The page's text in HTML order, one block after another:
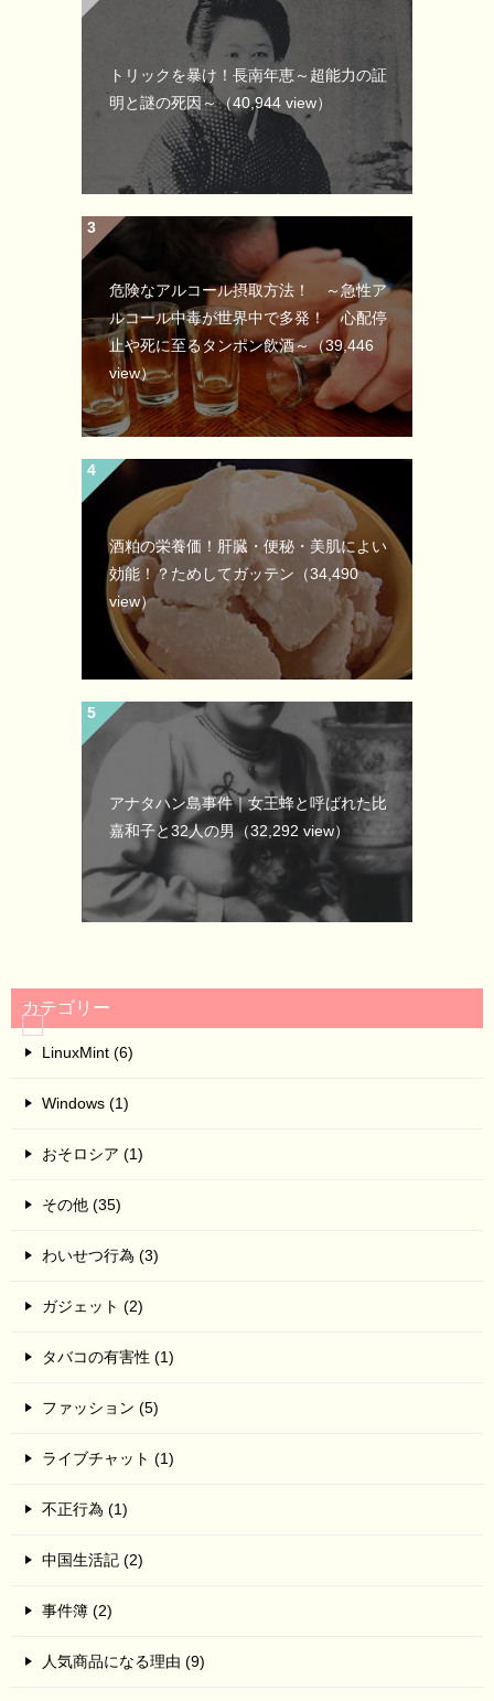
トリックを暴け！長南年恵～超能力の証
明と謎の死因～（40,944 view）
危険なアルコール摂取方法！ ～急性ア
ルコール中毒が世界中で多発！ 心配停
止や死に至るタンポン飲酒～（39,446
view）
酒粕の栄養価！肝臓・便秘・美肌によい
効能！？ためしてガッテン （34,490
view）
アナタハン島事件｜女王蜂と呼ばれた比
嘉和子と32人の男（32,292 view）
カテゴリー
LinuxMint (6)
Windows (1)
おそロシア (1)
その他 (35)
わいせつ行為 (3)
ガジェット (2)
タバコの有害性 (1)
ファッション (5)
ライブチャット (1)
不正行為 (1)
中国生活記 (2)
事件簿 (2)
人気商品になる理由 (9)